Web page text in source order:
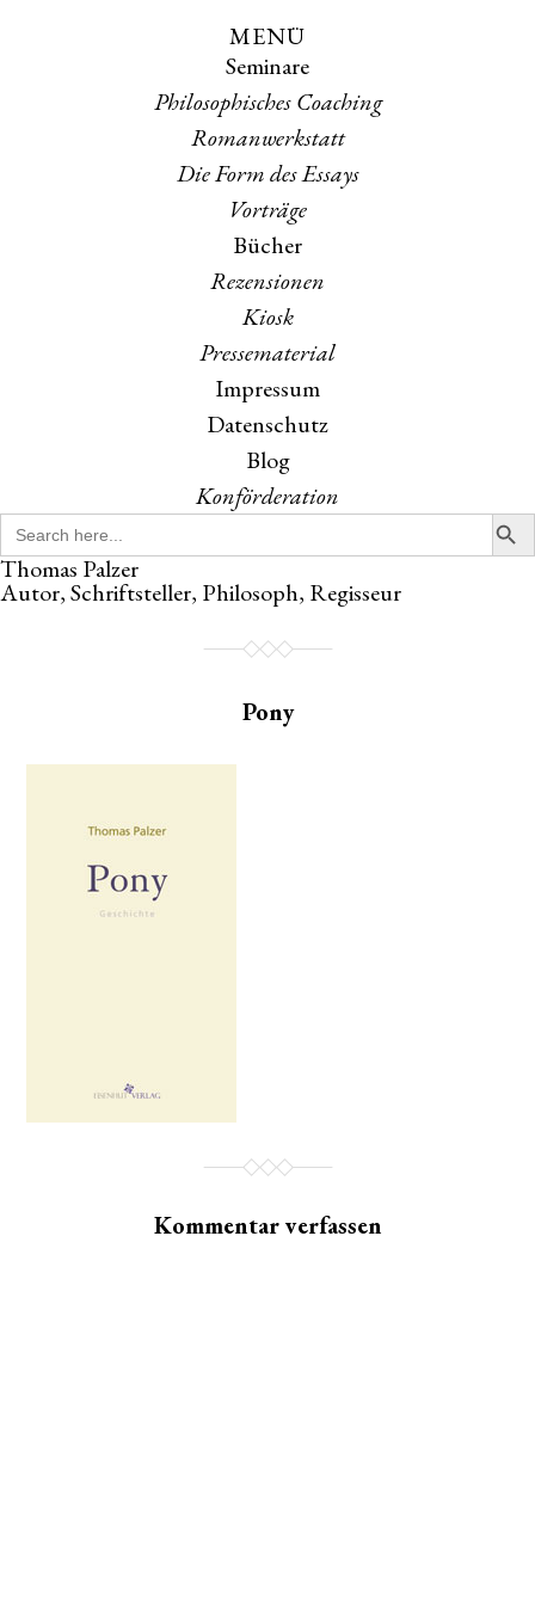
MENÜ
Seminare
Philosophisches Coaching
Romanwerkstatt
Die Form des Essays
Vorträge
Bücher
Rezensionen
Kiosk
Pressematerial
Impressum
Datenschutz
Blog
Konförderation
Search
for:
Search
Thomas Palzer
Autor, Schriftsteller, Philosoph, Regisseur
Pony
Kommentar verfassen